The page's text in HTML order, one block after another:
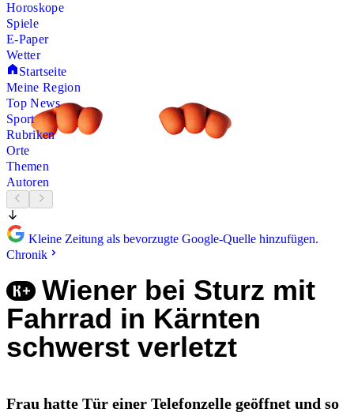
Horoskope
Spiele
E-Paper
Wetter
Startseite
Meine Region
Top News
Sport
Rubriken
Orte
Themen
Autoren
Kleine Zeitung als bevorzugte Google-Quelle hinzufügen.
Chronik
Wiener bei Sturz mit
Fahrrad in Kärnten
schwerst verletzt
Frau hatte Tür einer Telefonzelle geöffnet und so